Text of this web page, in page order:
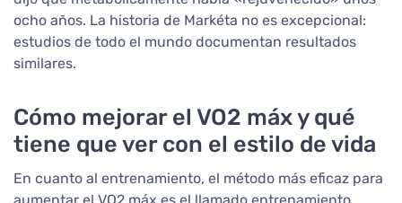
ocho años. La historia de Markéta no es excepcional:
estudios de todo el mundo documentan resultados
similares.
Cómo mejorar el VO2 máx y qué
tiene que ver con el estilo de vida
En cuanto al entrenamiento, el método más eficaz para